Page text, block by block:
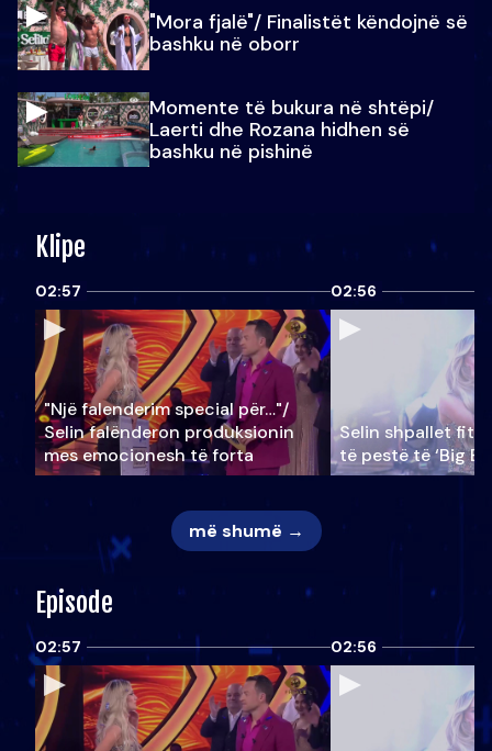
"Mora fjalë"/ Finalistët këndojnë së
bashku në oborr
Momente të bukura në shtëpi/
Laerti dhe Rozana hidhen së
bashku në pishinë
Klipe
02:57
"Një falenderim special për…"/
Selin falënderon produksionin
mes emocionesh të forta
02:56
Selin shpallet
të pestë të ‘Big
më shumë →
Episode
02:57 02:56